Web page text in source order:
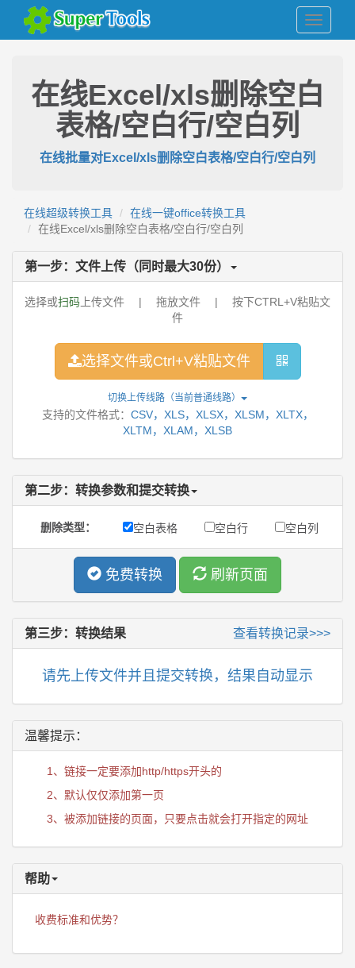
在线Excel/xls删除空白
表格/空白行/空白列
在线批量对Excel/xls删除空白表格/空白行/空白列
在线超级转换工具
在线一键office转换工具
在线Excel/xls删除空白表格/空白行/空白列
第一步：文件上传（同时最大30份）
选择或扫码 上传文件 | 拖放文件 | 按下CTRL+V粘贴文
件
选择文件或Ctrl+V粘贴文件
切换上传线路（当前普通线路）
支持的文件格式： CSV，XLS，XLSX，XLSM，XLTX，
XLTM，XLAM，XLSB
第二步：转换参数和提交转换
删除类型： 空白表格 空白行 空白列
免费转换 刷新页面
第三步：转换结果 查看转换记录>>>
请先上传文件并且提交转换，结果自动显示
温馨提示：
1、链接一定要添加http/https开头的
2、默认仅仅添加第一页
3、被添加链接的页面，只要点击就会打开指定的网址
帮助
收费标准和优势？